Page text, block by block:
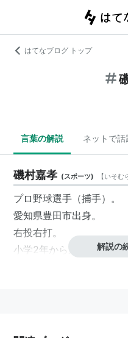
はてなブログ トップ
言葉の解説 ネットで話
磯村嘉孝 (スポーツ) 【いそむ
プロ野球選手（捕手）。
愛知県豊田市出身。
右投右打。
小学2年から野球を始め
解説の